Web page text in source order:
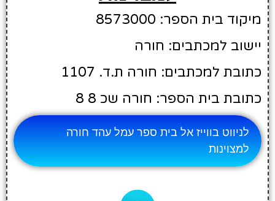
מיקוד בית הספר: 8573000
יישוב למכתבים: חורה
כתובת למכתבים: חורה ת.ד. 1107
כתובת בית הספר: חורה שכ 8 8
לניווט בווייז אל בית ספר עמל עהד חורה
למצוינות